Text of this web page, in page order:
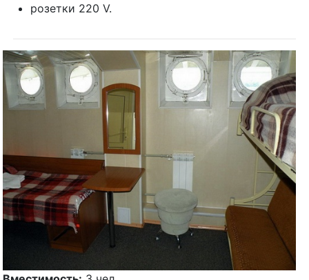
розетки 220 V.